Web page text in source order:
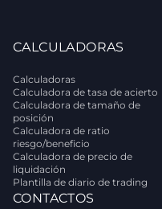
CALCULADORAS
Calculadoras
Calculadora de tasa de acierto
Calculadora de tamaño de
posición
Calculadora de ratio
riesgo/beneficio
Calculadora de precio de
liquidación
Plantilla de diario de trading
CONTACTOS